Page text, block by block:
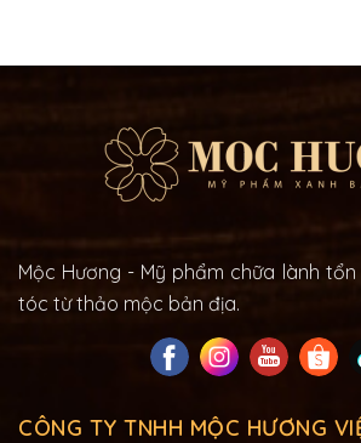
Mộc Hương - Mỹ phẩm chữa lành
tóc từ thảo mộc bản địa.
CÔNG TY TNHH MỘC HƯƠNG